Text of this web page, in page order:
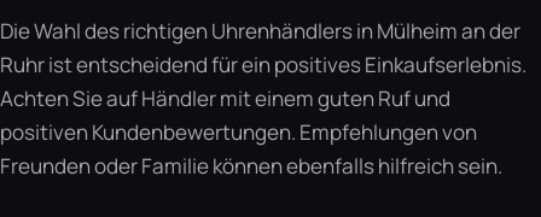
Die Wahl des richtigen Uhrenhändlers in Mülheim an der
Ruhr ist entscheidend für ein positives Einkaufserlebnis.
Achten Sie auf Händler mit einem guten Ruf und
positiven Kundenbewertungen. Empfehlungen von
Freunden oder Familie können ebenfalls hilfreich sein.